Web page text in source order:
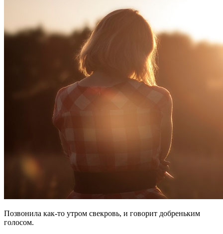
Позвонила как-то утром свекровь, и говорит добреньким
голосом.